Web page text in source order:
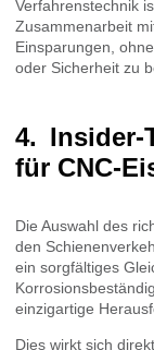
Verfahrenstechnik
Zusammenarbeit
Einsparungen,
oder Sicherheit zu
Insider-
für CNC-
Die Auswahl des
den
ein sorgfältiges
einzigartige
Dies wirkt sich